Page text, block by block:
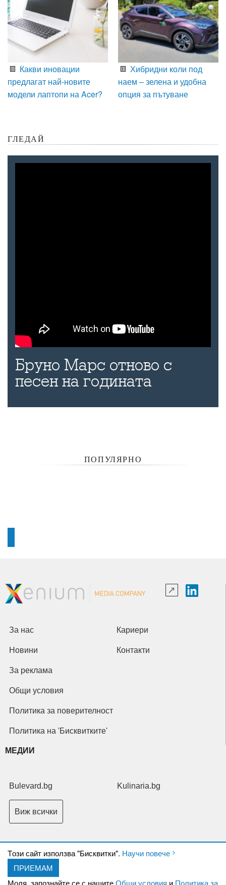
Какви иновации
предлагат най-новите
модели лаптопи на Acer?
Хибридни коли под
наем – зелена и удобна
опция за пътуване
ГЛЕДАЙ
Бруно Марс отново с
песен на годината
ПОПУЛЯРНО
Tози сайт използва "Бисквитки". Научи повече
ПРИЕМАМ
Моля, запознайте се с нашитеОбщи условия и Политика за
За нас Кариери
Новини Контакти
За реклама
Общи условия
Политика за поверителност
Политика на 'Бисквитките'
МЕДИИ
Bulevard.bg Kulinaria.bg
Виж всички
Copyright © 2026 Ксениум ООД. Всички права запазени.